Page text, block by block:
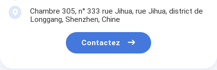
Chambre 305, n° 333 rue Jihua, rue Jihua, district de
Longgang, Shenzhen, Chine
Contactez